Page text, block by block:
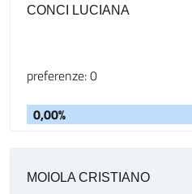
CONCI LUCIANA
preferenze: 0
0,00%
MOIOLA CRISTIANO